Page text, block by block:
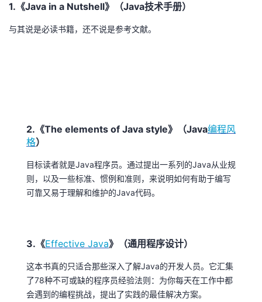
坛
圈
的
我
注
我
的
我
我
的
技
我
的
1.《Java in a Nutshell》（Java技术手册）
与其说是必读书籍，还不说是参考文献。
2.《The elements of Java style》（Java编程风
格）
目标读者就是Java程序员。通过提出一系列的Java从业规
则，以及一些标准、惯例和准则，来说明如何有助于编写
可靠又易于理解和维护的Java代码。
3.《Effective Java》（通用程序设计）
这本书真的只适合那些深入了解Java的开发人员。它汇集
了78种不可或缺的程序员经验法则：为你每天在工作中都
会遇到的编程挑战，提出了实践的最佳解决方案。